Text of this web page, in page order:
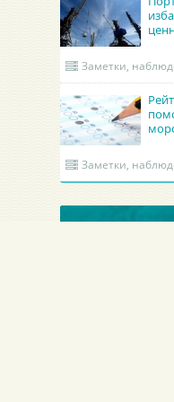
Заметки,
Заметки,